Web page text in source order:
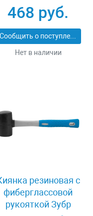
468 руб.
Сообщить о поступлении
Нет в наличии
резиновая с
фиберглассовой
рукояткой Зубр